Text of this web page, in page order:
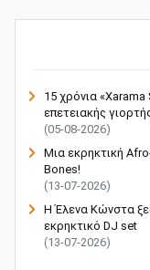
15 χρόνια
επετειακής
(05-08-2026)
Μια εκρηκτική
Bones!
(13-07-2026)
Η Έλενα Κώνστα
εκρηκτικό DJ set
(13-07-2026)